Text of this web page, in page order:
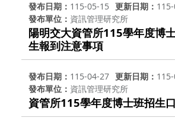
發布日期 115-05-15 更新日期
發布單位
資訊管理研究所
陽明交大資管所115學年度博
生報到注意事項
發布日期 115-04-27 更新日期
發布單位
資訊管理研究所
資管所115學年度博士班招生